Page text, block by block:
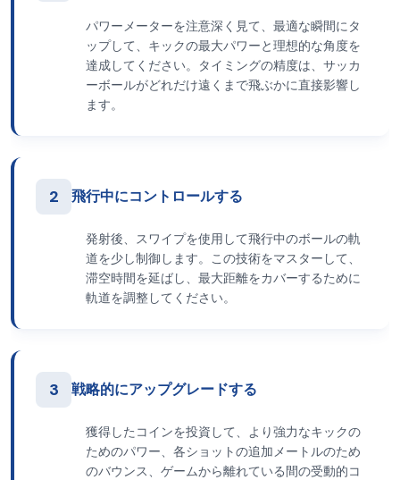
パワーメーターを注意深く見て、最適な瞬間にタ
ップして、キックの最大パワーと理想的な角度を
達成してください。タイミングの精度は、サッカ
ーボールがどれだけ遠くまで飛ぶかに直接影響し
ます。
2 飛行中にコントロールする
発射後、スワイプを使用して飛行中のボールの軌
道を少し制御します。この技術をマスターして、
滞空時間を延ばし、最大距離をカバーするために
軌道を調整してください。
3 戦略的にアップグレードする
獲得したコインを投資して、より強力なキックの
ためのパワー、各ショットの追加メートルのため
のバウンス、ゲームから離れている間の受動的コ